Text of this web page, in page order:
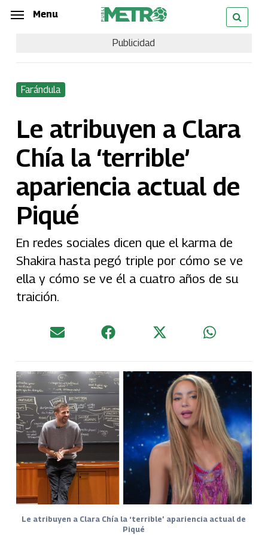
Skip
content
Menu
Publicidad
Farándula
Le atribuyen a Clara
Chía la ‘terrible’
apariencia actual de
Piqué
En redes sociales dicen que el karma de
Shakira hasta pegó triple por cómo se ve
ella y cómo se ve él a cuatro años de su
traición.
Le atribuyen a Clara Chía la ‘terrible’ apariencia actual de
Piqué
Menu